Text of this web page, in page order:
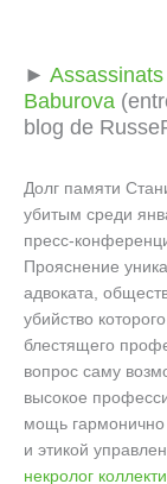
►
Baburova
blog de
Долг памяти
убитым среди
пресс-
Прояснение
адвоката,
убийство
блестящего
вопрос саму
высокое
мощь
и этикой
некролог